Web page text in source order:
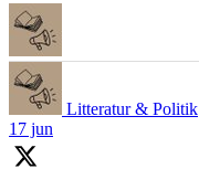
Litteratur & Politik
17 jun